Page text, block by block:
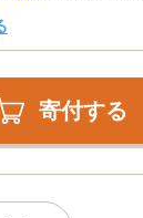
寄付する